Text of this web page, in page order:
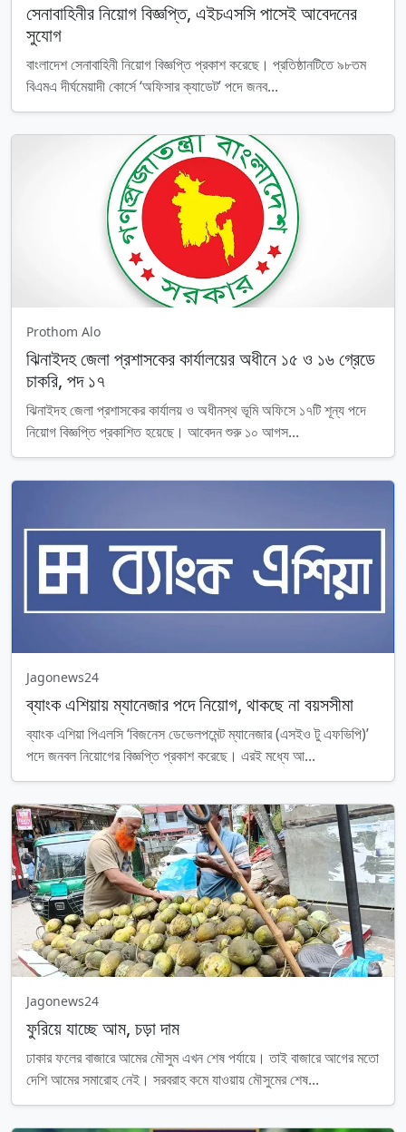
সেনাবাহিনীর নিয়োগ বিজ্ঞপ্তি, এইচএসসি পাসেই আবেদনের
সুযোগ
বাংলাদেশ সেনাবাহিনী নিয়োগ বিজ্ঞপ্তি প্রকাশ করেছে। প্রতিষ্ঠানটিতে ৯৮তম
বিএমএ দীর্ঘমেয়াদী কোর্সে ‘অফিসার ক্যাডেট’ পদে জনব...
Prothom Alo
ঝিনাইদহ জেলা প্রশাসকের কার্যালয়ের অধীনে ১৫ ও ১৬ গ্রেডে
চাকরি, পদ ১৭
ঝিনাইদহ জেলা প্রশাসকের কার্যালয় ও অধীনস্থ ভূমি অফিসে ১৭টি শূন্য পদে
নিয়োগ বিজ্ঞপ্তি প্রকাশিত হয়েছে। আবেদন শুরু ১০ আগস...
Jagonews24
ব্যাংক এশিয়ায় ম্যানেজার পদে নিয়োগ, থাকছে না বয়সসীমা
ব্যাংক এশিয়া পিএলসি ‘বিজনেস ডেভেলপমেন্ট ম্যানেজার (এসইও টু এফভিপি)’
পদে জনবল নিয়োগের বিজ্ঞপ্তি প্রকাশ করেছে। এরই মধ্যে আ...
Jagonews24
ফুরিয়ে যাচ্ছে আম, চড়া দাম
ঢাকার ফলের বাজারে আমের মৌসুম এখন শেষ পর্যায়ে। তাই বাজারে আগের মতো
দেশি আমের সমারোহ নেই। সরবরাহ কমে যাওয়ায় মৌসুমের শেষ...